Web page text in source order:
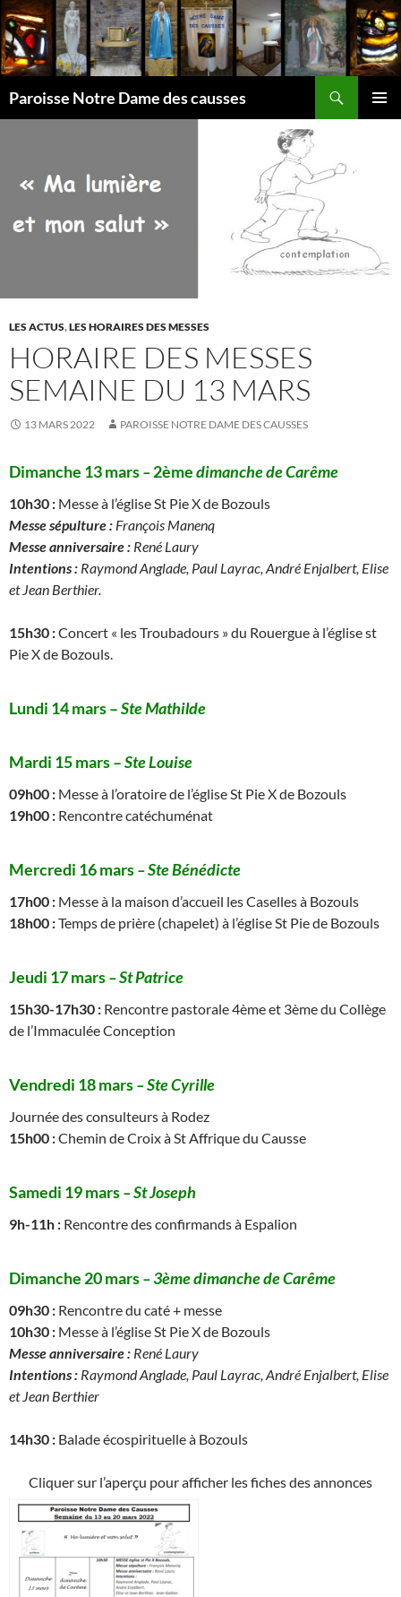
Aller
au
contenu
Paroisse Notre Dame des causses
LES ACTUS,LES HORAIRES DES MESSES
HORAIRE DES MESSES
SEMAINE DU 13 MARS
13 MARS 2022 PAROISSE NOTRE DAME DES CAUSSES
Dimanche 13 mars–2èmedimanche de Carême
10h30 : Messe à l’église St Pie X de Bozouls
Messe sépulture : François Manenq
Messe anniversaire : René Laury
Intentions : Raymond Anglade, Paul Layrac, André Enjalbert, Elise
et Jean Berthier.
15h30 :Concert « les Troubadours » du Rouergue à l’église st
Pie X de Bozouls.
Lundi 14 mars –Ste Mathilde
Mardi 15 mars –Ste Louise
09h00 : Messe à l’oratoire de l’église St Pie X de Bozouls
19h00 : Rencontre catéchuménat
Mercredi 16 mars– Ste Bénédicte
17h00 : Messe à la maison d’accueil les Caselles à Bozouls
18h00 :Temps de prière (chapelet) à l’église St Pie de Bozouls
Jeudi 17 mars– StPatrice
15h30-17h30 : Rencontre pastorale 4ème et 3ème du Collège
de l’Immaculée Conception
Vendredi 18 mars– Ste Cyrille
Journée des consulteurs à Rodez
15h00 :Chemin de Croix à St Affrique du Causse
Samedi 19 mars– St Joseph
9h-11h : Rencontre des confirmands à Espalion
Dimanche 20 mars–3èmedimanche de Carême
09h30 : Rencontre du caté + messe
10h30 : Messe à l’église St Pie X de Bozouls
Messe anniversaire : René Laury
Intentions : Raymond Anglade, Paul Layrac, André Enjalbert, Elise
et Jean Berthier
14h30 : Balade écospirituelle à Bozouls
Cliquer sur l’aperçu pour afficher les fiches des annonces